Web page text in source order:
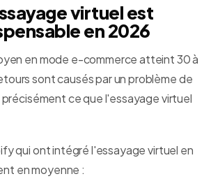
virtuel est
en 2026
en mode e-commerce atteint 30 à
sont causés par un problème de
ce que l'essayage virtuel
qui ont intégré l'essayage virtuel en
en moyenne :